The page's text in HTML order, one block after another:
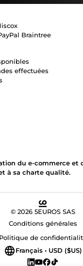
Braintree
effectuées
du e-commerce et
à sa charte qualité.
© 2026 5EUROS SAS
Conditions générales
Politique de
Français • USD ($US)